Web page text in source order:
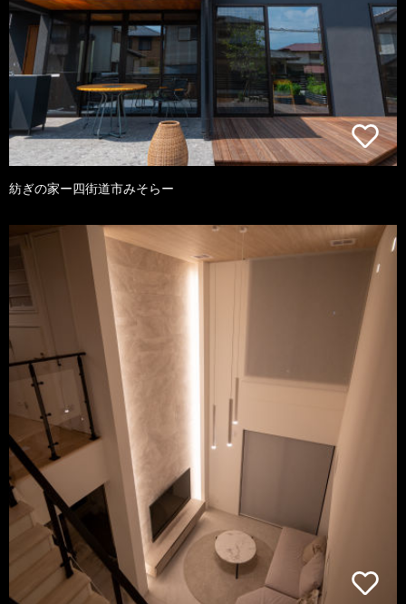
紡ぎの家ー四街道市みそらー